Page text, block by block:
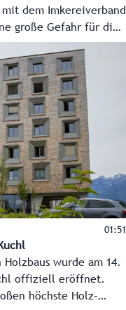
dem Imkereiverband
große Gefahr für die
auch in Salzburg
Ländern ist es
macht die
enorme Schäden
Imker arbeiten eng
verhindern.
01:51
wurde am 14.
offiziell eröffnet.
höchste Holz-